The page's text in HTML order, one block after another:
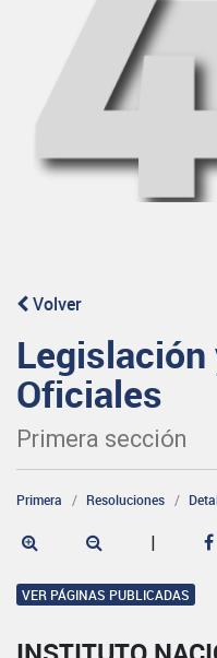
Volver
Oficiales
Primera sección
Primera Resoluciones
|
VER PÁGINAS PUBLICADAS